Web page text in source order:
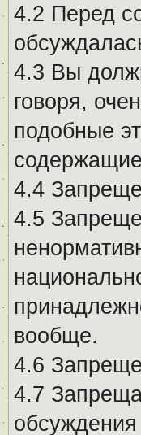
4.2 Перед
4.3 Вы
говоря,
подобные
4.4
4.5
вообще.
4.6
4.7